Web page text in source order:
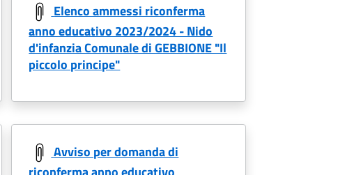
Elenco ammessi riconferma
anno educativo 2023/2024 - Nido
d'infanzia Comunale di GEBBIONE "Il
piccolo principe"
Avviso per domanda di